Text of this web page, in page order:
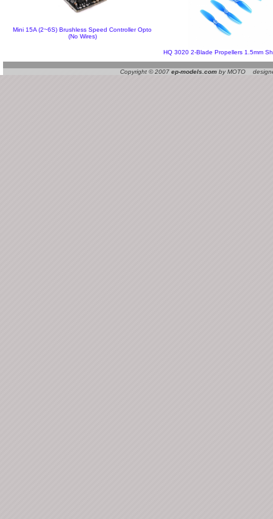
Mini 15A (2~6S) Brushless Speed Controller Opto
(No Wires)
HQ 3020 2-Blade Propellers 1.5mm
Copyright © 2007 ep-models.com by MOTO